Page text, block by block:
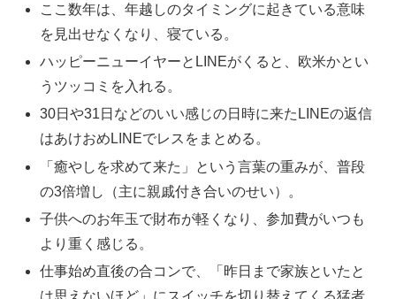
ここ数年は、年越しのタイミングに起きている意味
を見出せなくなり、寝ている。
ハッピーニューイヤーとLINEがくると、欧米かとい
うツッコミを入れる。
30日や31日などのいい感じの日時に来たLINEの返信
はあけおめLINEでレスをまとめる。
「癒やしを求めて来た」という言葉の重みが、普段
の3倍増し（主に親戚付き合いのせい）。
子供へのお年玉で財布が軽くなり、参加費がいつも
より重く感じる。
仕事始め直後の合コンで、「昨日まで家族といたと
は思えないほど」にスイッチを切り替えてくる猛者